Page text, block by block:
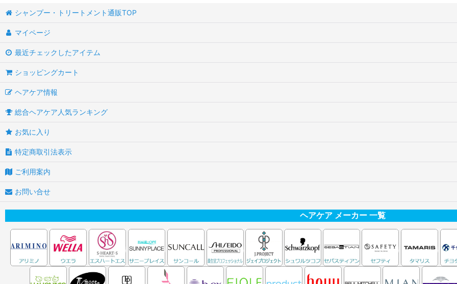
シャンプー・トリートメント通販TOP
マイページ
最近チェックしたアイテム
ショッピングカート
ヘアケア情報
総合ヘアケア人気ランキング
お気に入り
特定商取引法表示
ご利用案内
お問い合せ
ヘアケア メーカー 一覧